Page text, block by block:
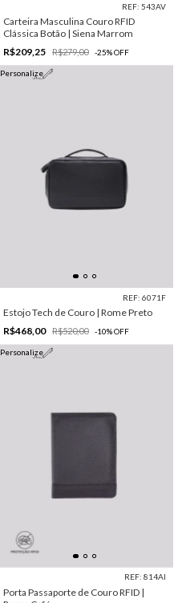
REF: 543AV
Carteira Masculina Couro RFID
Clássica Botão | Siena Marrom
R$209,25
R$279,00 -25%OFF
Personalize
REF: 6071F
Estojo Tech de Couro | Rome Preto
R$468,00
R$520,00 -10%OFF
Personalize
REF: 814AI
Porta Passaporte de Couro RFID |